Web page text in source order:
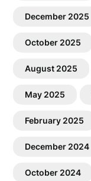
December 2025
October 2025
August 2025
May 2025
February 2025
December 2024
October 2024